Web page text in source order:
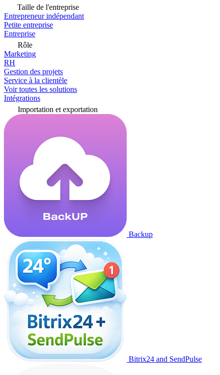
Taille de l'entreprise
Entrepreneur indépendant
Petite entreprise
Entreprise
Rôle
Marketing
RH
Gestion des projets
Service à la clientèle
Voir toutes les solutions
Intégrations
Importation et exportation
Backup
Bitrix24 and SendPulse